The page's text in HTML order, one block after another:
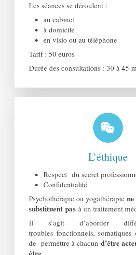
Les séances se déroulent :
au cabinet
à domicile
en visio ou au téléphone
Tarif : 50 euros
Durée des consultations : 30 à 45
L’éthique
Respect du secret
Confidentialité
Psychothérapie ou yogathérapie ne
substituent pas à un traitement
Il s’agit d’aborder
troubles fonctionnels, somatiques
de permettre à chacun d’être